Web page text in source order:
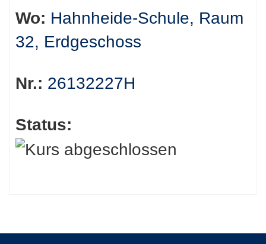
Wo: Hahnheide-Schule, Raum
32, Erdgeschoss
Nr.: 26132227H
Status: